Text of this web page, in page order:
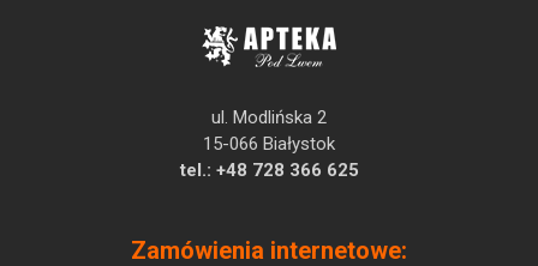
ul. Modlińska 2
15-066 Białystok
tel.: +48 728 366 625
Zamówienia internetowe: